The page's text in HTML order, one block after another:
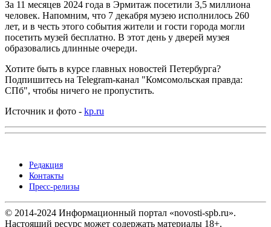
За 11 месяцев 2024 года в Эрмитаж посетили 3,5 миллиона
человек. Напомним, что 7 декабря музею исполнилось 260
лет, и в честь этого события жители и гости города могли
посетить музей бесплатно. В этот день у дверей музея
образовались длинные очереди.
Хотите быть в курсе главных новостей Петербурга?
Подпишитесь на Telegram-канал "Комсомольская правда:
СПб", чтобы ничего не пропустить.
Источник и фото - kp.ru
Редакция
Контакты
Пресс-релизы
© 2014-2024 Информационный портал «novosti-spb.ru».
Настоящий ресурс может содержать материалы 18+.